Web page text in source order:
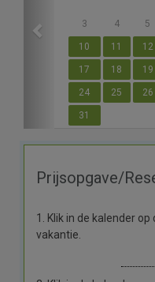
3 4 5
10 11 12
17 18 19
24 25 26
31
Prijsopgave/
1. Klik in de kalender
vakantie.